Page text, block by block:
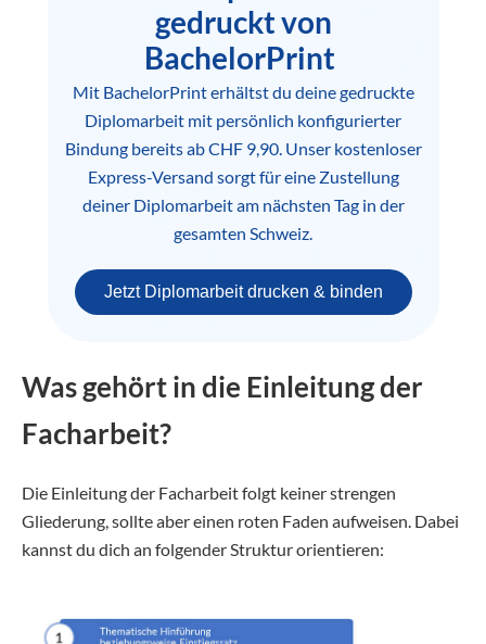
gedruckt von
BachelorPrint
Mit BachelorPrint erhältst du deine gedruckte
Diplomarbeit mit persönlich konfigurierter
Bindung bereits ab CHF 9,90. Unser kostenloser
Express-Versand sorgt für eine Zustellung
deiner Diplomarbeit am nächsten Tag in der
gesamten Schweiz.
Jetzt Diplomarbeit drucken & binden
Was gehört in die Einleitung der
Facharbeit?
Die Einleitung der Facharbeit folgt keiner strengen
Gliederung, sollte aber einen roten Faden aufweisen. Dabei
kannst du dich an folgender Struktur orientieren: